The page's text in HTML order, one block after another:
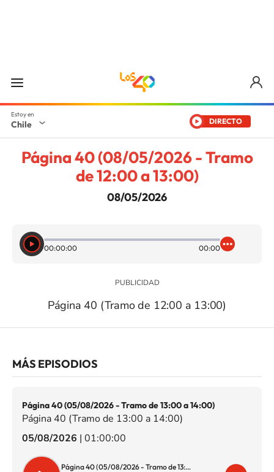
Chile DIRECTO
Página 40 (08/05/2026 - Tramo
de 12:00 a 13:00)
08/05/2026
00:00:00 00:00
Página 40 (Tramo de 12:00 a 13:00)
MÁS EPISODIOS
Página 40 (05/08/2026 - Tramo de 13:00 a 14:00)
Página 40 (Tramo de 13:00 a 14:00)
05/08/2026 | 01:00:00
Página 40 (05/08/2026 - Tramo de 13:00 a 14:00)